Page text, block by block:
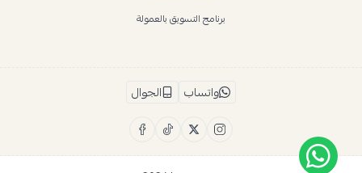
برنامج التسويق بالعمولة
واتساب الجوال